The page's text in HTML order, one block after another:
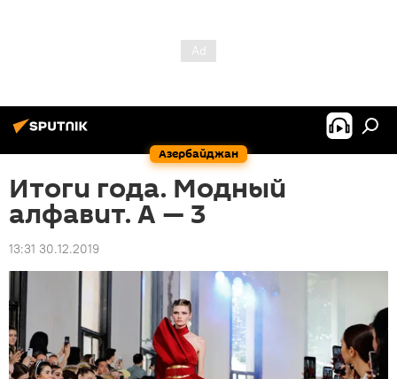
Азербайджан
Итоги года. Модный
алфавит. A — 3
13:31 30.12.2019